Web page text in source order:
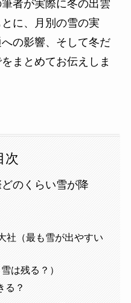
者が実際に冬の出雲
に、月別の雪の実
の影響、そして冬だ
まとめてお伝えしま
次
のくらい雪が降
社（最も雪が出やすい
は残る？）
る？